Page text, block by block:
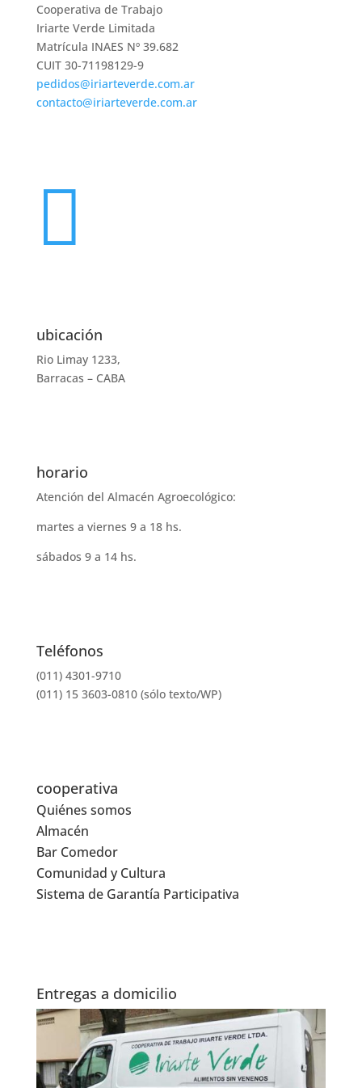
Cooperativa de Trabajo
Iriarte Verde Limitada
Matrícula INAES Nº 39.682
CUIT 30-71198129-9
pedidos@iriarteverde.com.ar
contacto@iriarteverde.com.ar

ubicación
Rio Limay 1233,
Barracas – CABA
horario
Atención del Almacén Agroecológico:
martes a viernes 9 a 18 hs.
sábados 9 a 14 hs.
Teléfonos
(011) 4301-9710
(011) 15 3603-0810 (sólo texto/WP)
cooperativa
Quiénes somos
Almacén
Bar Comedor
Comunidad y Cultura
Sistema de Garantía Participativa
Entregas a domicilio